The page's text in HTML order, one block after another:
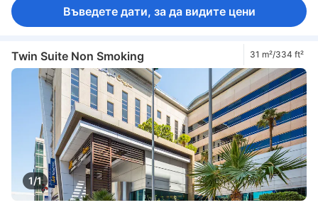
Звукоизолация
Климатик Отопление
Пантофи
Гардеробна
Съоръжения за гладене
Сейф в стаята
Въведете дати, за да видите цени
Twin Suite Non Smoking 31 m²/334 ft²
1/1